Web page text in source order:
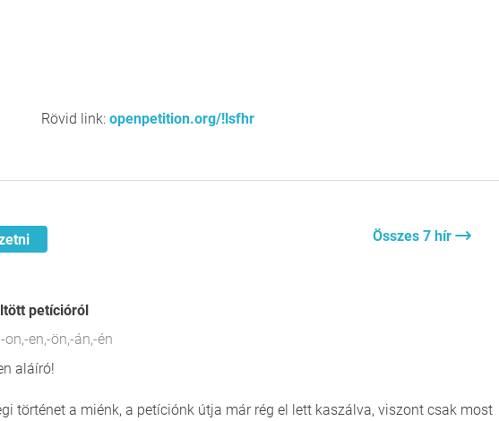
Rövid link: openpetition.org/!lsfhr
Összes 7 hír
petícióról
en,-ön,-án,-én
aláíró!
történet a miénk, a petíciónk útja már rég el lett kaszálva, viszont csak most